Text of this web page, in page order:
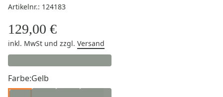
Artikelnr.: 124183
129,00 €
inkl. MwSt und zzgl. Versand
Farbe:Gelb